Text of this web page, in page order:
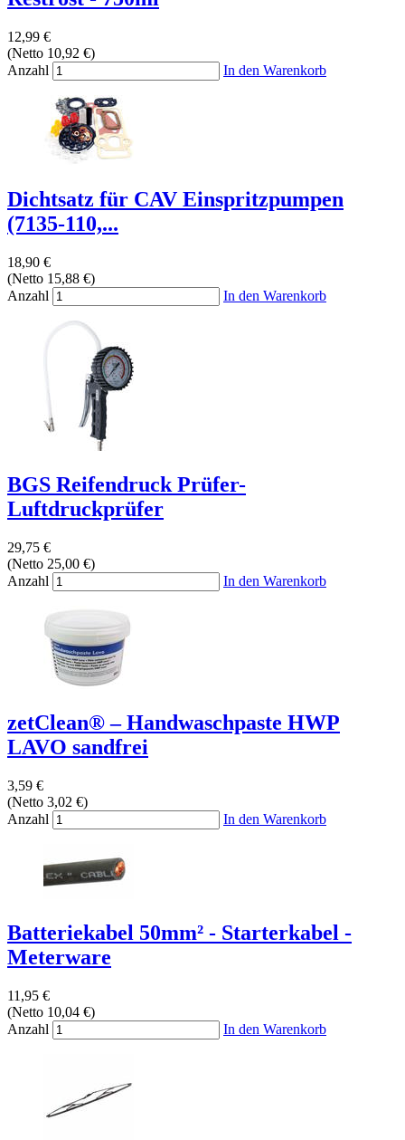
12,99 €
(Netto 10,92 €)
Anzahl
In den Warenkorb
Dichtsatz für CAV Einspritzpumpen
(7135-110,...
18,90 €
(Netto 15,88 €)
Anzahl
In den Warenkorb
BGS Reifendruck Prüfer-
Luftdruckprüfer
29,75 €
(Netto 25,00 €)
Anzahl
In den Warenkorb
zetClean® – Handwaschpaste HWP
LAVO sandfrei
3,59 €
(Netto 3,02 €)
Anzahl
In den Warenkorb
Batteriekabel 50mm² - Starterkabel -
Meterware
11,95 €
(Netto 10,04 €)
Anzahl
In den Warenkorb